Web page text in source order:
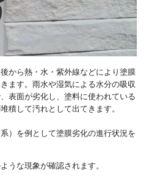
から熱・水・紫外線などにより塗膜
ます。雨水や湿気による水分の吸収
表面が劣化し、塗料に使われている
積して汚れとして出てきます。
）を例として塗膜劣化の進行状況を
うな現象が確認されます。